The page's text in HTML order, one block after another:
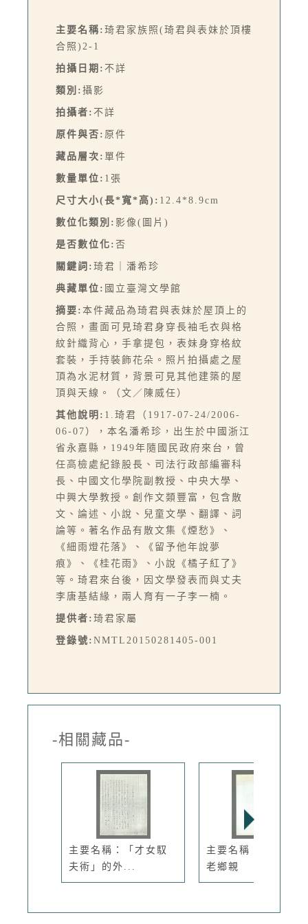
主要名稱: 琦君家族照(琦君與表妹於頂樓
合照)2-1
拍攝日期: 不詳
類別: 攝影
拍攝者: 不詳
原件與否: 原件
藏品層次: 單件
數量單位: 1張
尺寸大小(長*寬*高): 12.4*8.9cm
數位化類別: 影像(圖片)
是否數位化: 否
關鍵詞: 琦君｜潘希珍
典藏單位: 國立臺灣文學館
摘要: 本件藏品為琦君與表妹於屋頂上的
合照，畫面可見琦君身穿長袖毛衣與格
紋針織背心，手拿提包，表妹身穿格紋
套裝，手持裝飾花朵。照片拍攝處之屋
頂為水泥材質，背景可見其他建築的屋
頂與天線。（文／陳威任）
其他說明: 1.琦君（1917-07-24/2006-
06-07），本名潘希珍，出生於中國浙江
省永嘉縣，1949年隨國民政府來台，曾
任高檢處紀錄股長、司法行政部編審科
長、中國文化學院副教授、中央大學、
中興大學教授。創作文類豐富，包含散
文、論述、小說、兒童文學、翻譯、詞
論等。著名作品有散文集《煙愁》、
《細雨燈花落》、《留予他年說夢
痕》、《桂花雨》、小說《橘子紅了》
等。琦君來台後，因文學發表而與丈夫
李唐基結緣，兩人育有一子李一楠。
提供者: 琦君家屬
登錄號: NMTL20150281405-001
-相關藏品-
主要名稱：「才女馭
夫術」的外...
主要名稱：我們都是
老鄉親